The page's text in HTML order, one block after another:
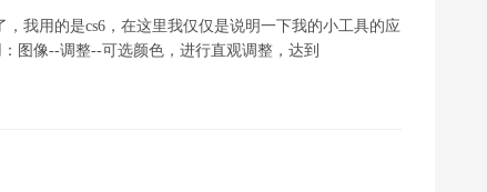
用的是cs6，在这里我仅仅是说明一下我的小工具的应
像--调整--可选颜色，进行直观调整，达到